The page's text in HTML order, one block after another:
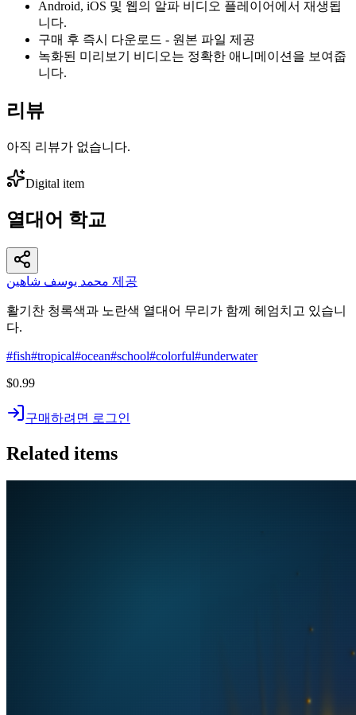
Android, iOS 및 웹의 알파 비디오 플레이어에서 재생됩
니다.
구매 후 즉시 다운로드 - 원본 파일 제공
녹화된 미리보기 비디오는 정확한 애니메이션을 보여줍
니다.
리뷰
아직 리뷰가 없습니다.
Digital item
열대어 학교
محمد يوسف شاهين 제공
활기찬 청록색과 노란색 열대어 무리가 함께 헤엄치고 있습니
다.
#fish#tropical#ocean#school#colorful#underwater
$0.99
구매하려면 로그인
Related items